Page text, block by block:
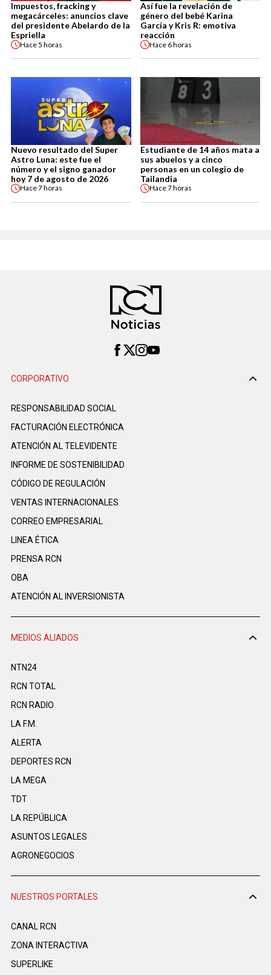
Impuestos, fracking y
megacárceles: anuncios clave
del presidente Abelardo de la
Espriella
Hace5 horas
Así fue la revelación de
género del bebé Karina
García y Kris R: emotiva
reacción
Hace 6 horas
Nuevo resultado del Super
Astro Luna: este fue el
número y el signo ganador
hoy 7 de agosto de 2026
Hace7 horas
Estudiante de 14 años mata a
sus abuelos y a cinco
personas en un colegio de
Tailandia
Hace7 horas
CORPORATIVO
RESPONSABILIDAD SOCIAL
FACTURACIÓN ELECTRÓNICA
ATENCIÓN AL TELEVIDENTE
INFORME DE SOSTENIBILIDAD
CÓDIGO DE REGULACIÓN
VENTAS INTERNACIONALES
CORREO EMPRESARIAL
LINEA ÉTICA
PRENSA RCN
OBA
ATENCIÓN AL INVERSIONISTA
MEDIOS ALIADOS
NTN24
RCN TOTAL
RCN RADIO
LA F.M.
ALERTA
DEPORTES RCN
LA MEGA
TDT
LA REPÚBLICA
ASUNTOS LEGALES
AGRONEGOCIOS
NUESTROS PORTALES
CANAL RCN
ZONA INTERACTIVA
SUPERLIKE